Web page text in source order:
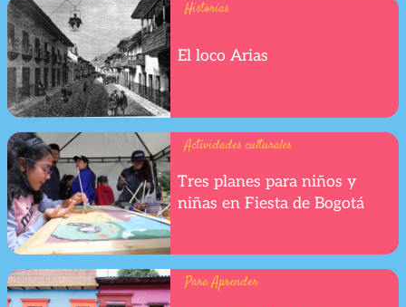
Historias
El loco Arias
Actividades culturales
Tres planes para niños y
niñas en Fiesta de Bogotá
Para Aprender